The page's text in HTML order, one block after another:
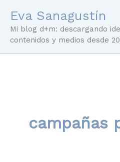
contenido
Eva Sanagustín
Mi blog d+m: descargando
contenidos y medios desde
campañas